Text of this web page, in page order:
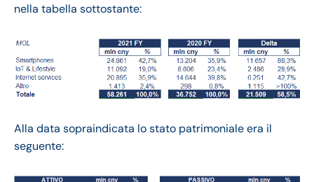
nella tabella sottostante:
Alla data sopraindicata lo stato patrimoniale era il
seguente: